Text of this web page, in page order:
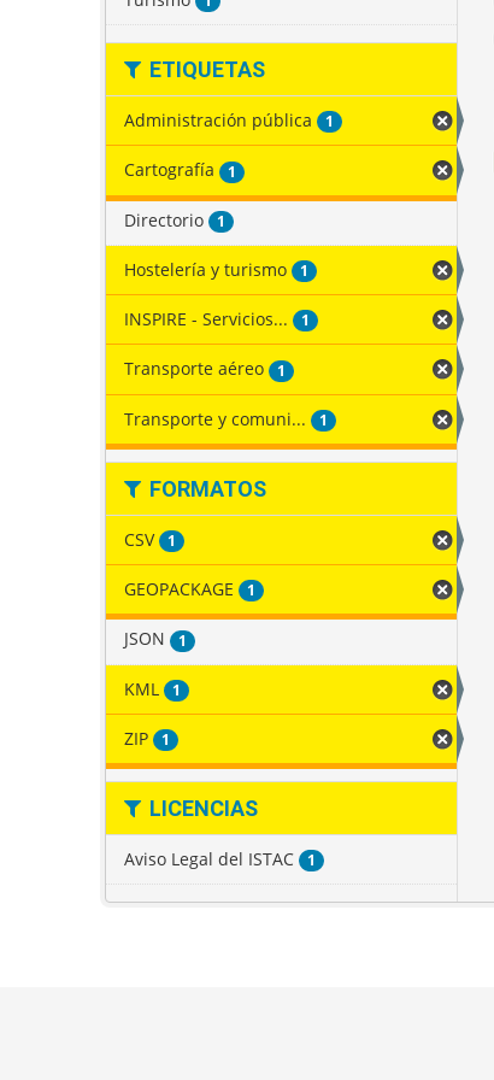
ETIQUETAS
Administración pública 1
Cartografía 1
Directorio 1
Hostelería y turismo 1
INSPIRE - Servicios... 1
Transporte aéreo 1
Transporte y comuni... 1
FORMATOS
CSV 1
GEOPACKAGE 1
JSON 1
KML 1
ZIP 1
LICENCIAS
Aviso Legal del ISTAC 1